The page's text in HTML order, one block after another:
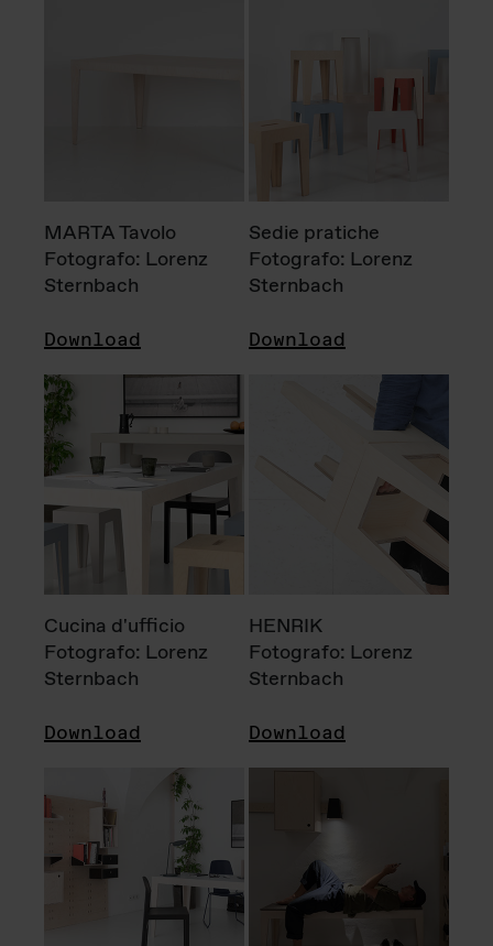
MARTA Tavolo
Fotografo: Lorenz
Sternbach
Download
Sedie pratiche
Fotografo: Lorenz
Sternbach
Download
Cucina d'ufficio
Fotografo: Lorenz
Sternbach
Download
HENRIK
Fotografo: Lorenz
Sternbach
Download